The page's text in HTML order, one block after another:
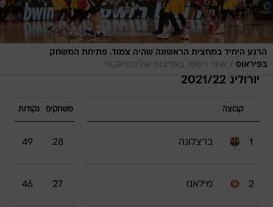
הרגע היחיד במחצית הראשונה שהיה צמוד. פתיחת המשחק
בפיראוס / אתר רשמי, באדיבות אולימפיאקוס
יורוליג 2021/22
קבוצה משחקים נקודות
1 ברצלונה 28
49
2 מילאנו 27
46